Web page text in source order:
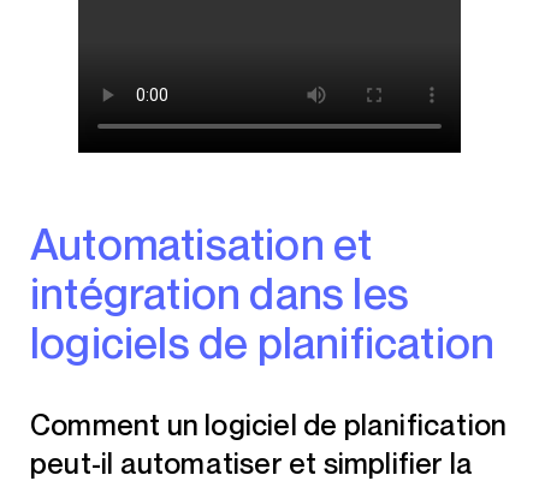
Automatisation et
intégration dans les
logiciels de planification
Comment un logiciel de planification
peut-il automatiser et simplifier la